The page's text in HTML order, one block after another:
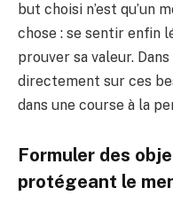
but choisi n’est qu’un
chose : se sentir enfin
prouver sa valeur.
directement sur ces
dans une course à la
Formuler des
protégeant le